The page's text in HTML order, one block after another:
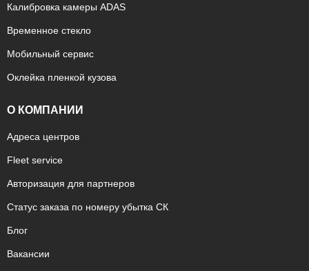
Калибровка камеры ADAS
Временное стекло
Мобильный сервис
Оклейка пленкой кузова
О КОМПАНИИ
Адреса центров
Fleet service
Авторизация для партнеров
Статус заказа по номеру убытка СК
Блог
Вакансии